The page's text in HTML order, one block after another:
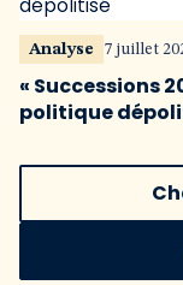
Analyse 7 juillet
« Successions
politique